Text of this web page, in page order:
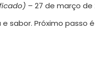
– 27 de março de
sabor. Próximo passo